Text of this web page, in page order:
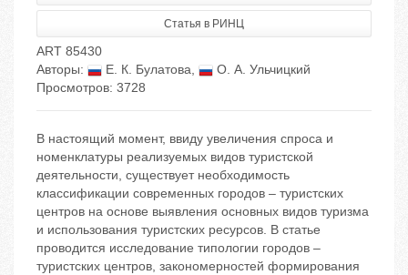
Статья в РИНЦ
ART 85430
Авторы:
Е. К. Булатова,
О. А. Ульчицкий
Просмотров: 3728
В настоящий момент, ввиду увеличения спроса и
номенклатуры реализуемых видов туристской
деятельности, существует необходимость
классификации современных городов – туристских
центров на основе выявления основных видов туризма
и использования туристских ресурсов. В статье
проводится исследование типологии городов –
туристских центров, закономерностей формирования